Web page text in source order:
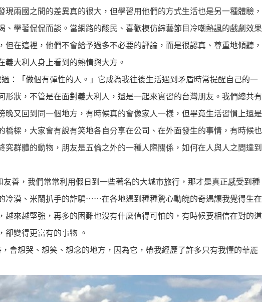
兩國之間的差異真的很大，但學習用他們的方式生活也是另一種體驗，
學著侃侃而談。當網路的酸民、喜歡模仿綜藝節目冷嘲熱諷的戲劇效果
在這裡，他們不會給予過多不必要的評論，而是很認真、尊重地傾聽，
大利人身上看到的熱情與大方。
：「做個有彈性的人。」它成為我往後生活遇到矛盾時常提醒自己的一
狀，不管是在面對義大利人，還是一起來實習的台灣朋友。我們總共有
又回到同一個地方，有時候真的會像家人一樣，但畢竟生活習慣上還是
樑，大家會有說有笑地各自分享在公司、在外面發生的事情，有時候也
群體的動物，朋友是五倫之外的一種人際關係，如何在人與人之間達到
善，我們常常利用假日到一些著名的大城市旅行，那才是真正感受到種
冷漠、米蘭扒手的詐騙……在各地遇到種種驚心動魄的奇遇讓我覺得生在
來越堅強，再多的困難也沒有什麼值得可怕的，有時候要相信在對的道
變得更富有的事物 。
會想哭、想笑、想念的地方，因為它，帶我經歷了許多只有我懂的華麗